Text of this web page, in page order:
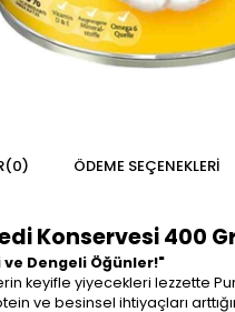
(0) ÖDEME SEÇENEKLERI
Konservesi 400
ve Dengeli Öğünler!"
keyifle yiyecekleri lezzette
ve besinsel ihtiyaçları